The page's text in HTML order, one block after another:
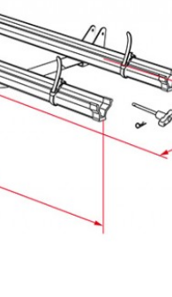
Cartello Carichi Sporgenti Alu Signal - FIAMMA
49,90€